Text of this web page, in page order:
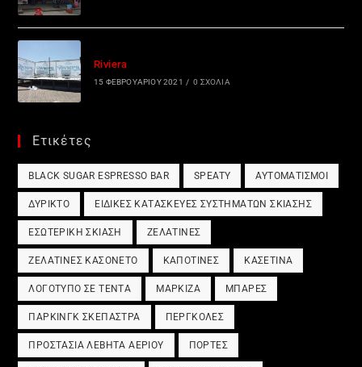
Riviera
15 ΦΕΒΡΟΥΑΡΊΟΥ 2021 / 0 ΣΧΌΛΙΑ
Ετικέτες
BLACK SUGAR ESPRESSO BAR SPEATY ΑΥΤΟΜΑΤΙΣΜΟΊ
ΔΎΡΙΚΤΟ ΕΙΔΙΚΈΣ ΚΑΤΑΣΚΕΥΈΣ ΣΥΣΤΗΜΆΤΩΝ ΣΚΊΑΣΗΣ
ΕΣΩΤΕΡΙΚΉ ΣΚΊΑΣΗ ΖΕΛΑΤΊΝΕΣ
ΖΕΛΑΤΊΝΕΣ ΚΑΣΟΝΈΤΟ ΚΑΠΟΤΊΝΕΣ ΚΑΣΕΤΊΝΑ
ΛΟΓΌΤΥΠΟ ΣΕ ΤΈΝΤΑ ΜΑΡΚΊΖΑ ΜΠΆΡΕΣ
ΠΆΡΚΙΝΓΚ ΣΚΈΠΑΣΤΡΑ ΠΈΡΓΚΟΛΕΣ
ΠΡΟΣΤΑΣΊΑ ΛΈΒΗΤΑ ΑΕΡΊΟΥ ΠΌΡΤΕΣ